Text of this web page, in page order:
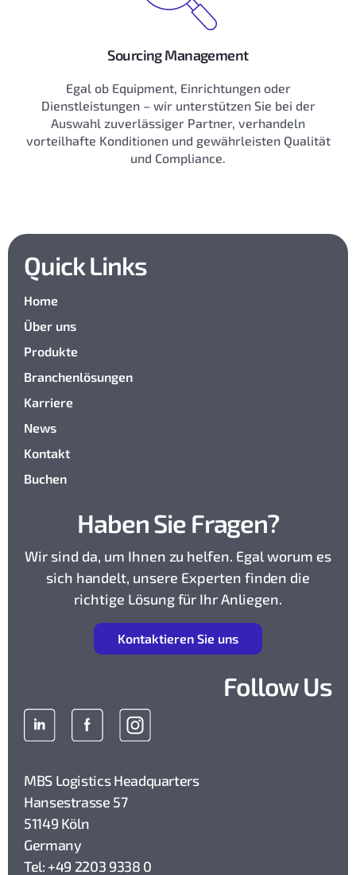
Sourcing Management
Egal ob Equipment, Einrichtungen oder
Dienstleistungen – wir unterstützen Sie bei der
Auswahl zuverlässiger Partner, verhandeln
vorteilhafte Konditionen und gewährleisten Qualität
und Compliance.
Quick Links
Home
Über uns
Produkte
Branchenlösungen
Karriere
News
Kontakt
Buchen
Haben Sie Fragen?
Wir sind da, um Ihnen zu helfen. Egal worum es
sich handelt, unsere Experten finden die
richtige Lösung für Ihr Anliegen.
Kontaktieren Sie uns
Follow Us
MBS Logistics Headquarters
Hansestrasse 57
51149 Köln
Germany
Tel: +49 2203 9338 0